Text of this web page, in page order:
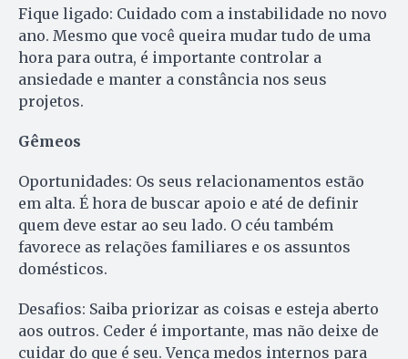
Fique ligado: Cuidado com a instabilidade no novo
ano. Mesmo que você queira mudar tudo de uma
hora para outra, é importante controlar a
ansiedade e manter a constância nos seus
projetos.
Gêmeos
Oportunidades: Os seus relacionamentos estão
em alta. É hora de buscar apoio e até de definir
quem deve estar ao seu lado. O céu também
favorece as relações familiares e os assuntos
domésticos.
Desafios: Saiba priorizar as coisas e esteja aberto
aos outros. Ceder é importante, mas não deixe de
cuidar do que é seu. Vença medos internos para